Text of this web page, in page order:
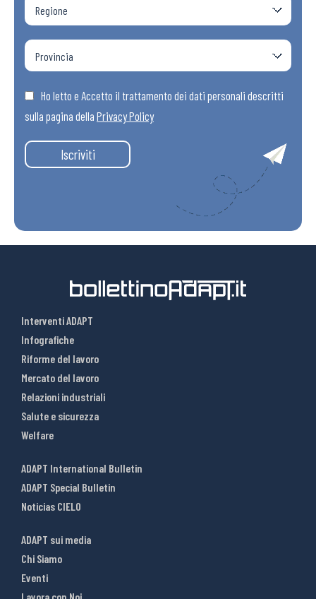
Ho letto e Accetto il trattamento dei dati personali descritti
sulla pagina della Privacy Policy
Iscriviti
Interventi ADAPT
Infografiche
Riforme del lavoro
Mercato del lavoro
Relazioni industriali
Salute e sicurezza
Welfare
ADAPT International Bulletin
ADAPT Special Bulletin
Noticias CIELO
ADAPT sui media
Chi Siamo
Eventi